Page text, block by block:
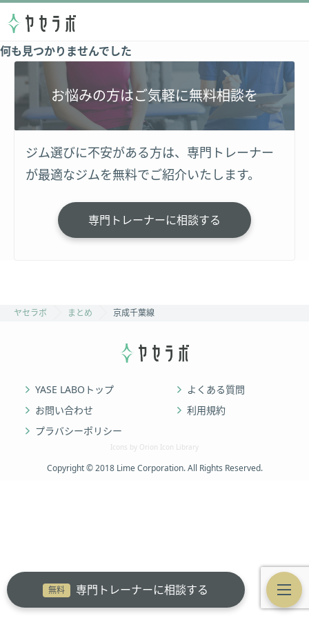
無料 専門トレーナーに相談する
何も見つかりませんでした
お悩みの方はご気軽に無料相談を
ジム選びに不安がある方は、専門トレーナー
が最適なジムを無料でご紹介いたします。
専門トレーナーに相談する
ヤセラボ まとめ 京成千葉線
YASE LABOトップ
よくある質問
お問い合わせ
利用規約
プラバシーポリシー
Icons by Orion Icon Library
Copyright © 2018 Lime Corporation. All Rights Reserved.